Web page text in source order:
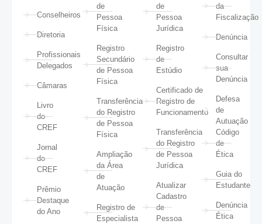
Conselheiros
Diretoria
Profissionais
Delegados
Câmaras
Livro
do
CREF
Jornal
do
CREF
Prêmio
Destaque
do Ano
de
Pessoa
Física
Registro
Secundário
de Pessoa
Física
Transferência
do Registro
de Pessoa
Física
Ampliação
da Área
de
Atuação
Registro de
Especialista
de
Pessoa
Jurídica
Registro
de
Estúdio
Certificado de
Registro de
Funcionamento
Transferência
do Registro
de Pessoa
Jurídica
Atualizar
Cadastro
de
Pessoa
da
Fiscalização
Denúncia
Consultar
sua
Denúncia
Defesa
de
Autuação
Código
de
Ética
Guia do
Estudante
Denúncia
Ética